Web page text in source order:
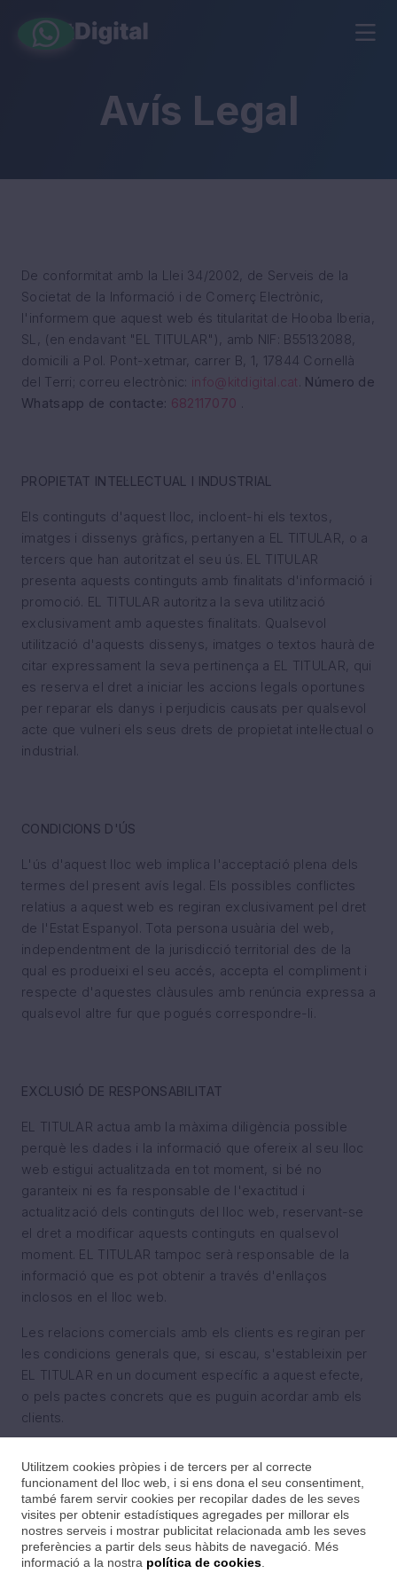
Avís Legal
De conformitat amb la Llei 34/2002, de Serveis de la
Societat de la Informació i de Comerç Electrònic,
l'informem que aquest web és titularitat de Hooba Iberia,
SL, (en endavant "EL TITULAR"), amb NIF: B55132088,
domicili a Pol. Pont-xetmar, carrer B, 1, 17844 Cornellà
del Terri; correu electrònic: info@kitdigital.cat Número de
Whatsapp de contacte: 682117070
PROPIETAT INTEL·LECTUAL I INDUSTRIAL
Els continguts d'aquest lloc, incloent-hi els textos,
imatges i dissenys gràfics, pertanyen a EL TITULAR, o a
tercers que han autoritzat el seu ús. EL TITULAR
presenta aquests continguts amb finalitats d'informació i
promoció. EL TITULAR autoritza la seva utilització
exclusivament amb aquestes finalitats. Qualsevol
utilització d'aquests dissenys, imatges o textos haurà de
citar expressament la seva pertinença a EL TITULAR, qui
es reserva el dret a iniciar les accions legals oportunes
per reparar els danys i perjudicis causats per qualsevol
acte que vulneri els seus drets de propietat intel·lectual o
industrial.
CONDICIONS D'ÚS
L'ús d'aquest lloc web implica l'acceptació plena dels
termes del present avís legal. Els possibles conflictes
relatius a aquest web es regiran exclusivament pel dret
de l'Estat Espanyol. Tota persona usuària del web,
independentment de la jurisdicció territorial des de la
qual es produeixi el seu accés, accepta el compliment i
respecte d'aquestes clàusules amb renúncia expressa a
qualsevol altre fur que pogués correspondre-li.
EXCLUSIÓ DE RESPONSABILITAT
EL TITULAR actua amb la màxima diligència possible
perquè les dades i la informació que ofereix al seu lloc
web estigui actualitzada en tot moment, si bé no
garanteix ni es fa responsable de l'exactitud i
actualització dels continguts del lloc web, reservant-se
el dret a modificar aquests continguts en qualsevol
moment. EL TITULAR tampoc serà responsable de la
informació que es pot obtenir a través d'enllaços
inclosos en el lloc web.
Les relacions comercials amb els clients es regiran per
les condicions generals que, si escau, s'estableixin per
EL TITULAR en un document específic a aquest efecte,
o pels pactes concrets que es puguin acordar amb els
clients.
Preguntes freqüents
Avís Legal
Utilitzem cookies pròpies i de tercers per al correcte
funcionament del lloc web, i si ens dona el seu consentiment,
també farem servir cookies per recopilar dades de les seves
visites per obtenir estadístiques agregades per millorar els
nostres serveis i mostrar publicitat relacionada amb les seves
preferències a partir dels seus hàbits de navegació. Més
informació a la nostra política de cookies